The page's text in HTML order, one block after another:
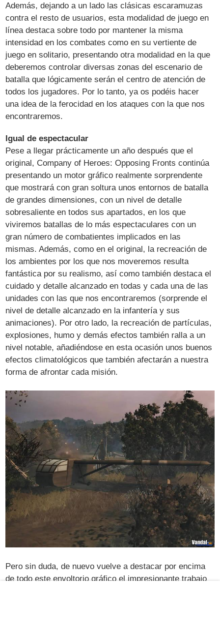
Además, dejando a un lado las clásicas escaramuzas
contra el resto de usuarios, esta modalidad de juego en
línea destaca sobre todo por mantener la misma
intensidad en los combates como en su vertiente de
juego en solitario, presentando otra modalidad en la que
deberemos controlar diversas zonas del escenario de
batalla que lógicamente serán el centro de atención de
todos los jugadores. Por lo tanto, ya os podéis hacer
una idea de la ferocidad en los ataques con la que nos
encontraremos.
Igual de espectacular
Pese a llegar prácticamente un año después que el
original, Company of Heroes: Opposing Fronts continúa
presentando un motor gráfico realmente sorprendente
que mostrará con gran soltura unos entornos de batalla
de grandes dimensiones, con un nivel de detalle
sobresaliente en todos sus apartados, en los que
viviremos batallas de lo más espectaculares con un
gran número de combatientes implicados en las
mismas. Además, como en el original, la recreación de
los ambientes por los que nos moveremos resulta
fantástica por su realismo, así como también destaca el
cuidado y detalle alcanzado en todas y cada una de las
unidades con las que nos encontraremos (sorprende el
nivel de detalle alcanzado en la infantería y sus
animaciones). Por otro lado, la recreación de partículas,
explosiones, humo y demás efectos también ralla a un
nivel notable, añadiéndose en esta ocasión unos buenos
efectos climatológicos que también afectarán a nuestra
forma de afrontar cada misión.
Pero sin duda, de nuevo vuelve a destacar por encima
de todo este envoltorio gráfico el impresionante trabajo